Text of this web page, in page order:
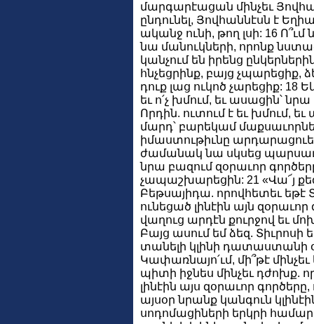
մարգարէացան մինչեւ
ընդունել, Յովհաննէսն է
ականջ ունի, թող լսի: 16
նա մանուկների, որոնք
կանչում են իրենց
հնչեցրինք, բայց չպարեցիք,
դուք լաց ուկոծ չարեցիք: 18
եւ ո՛չ խմում, եւ ասացին՝
Որդին. ուտում է եւ խմում,
մարդ՝ բարեկամ
իմաստութիւնը
ժամանակ նա սկսեց
նրա բազում զօրաւոր
չապաշխարեցին: 21 «Վա՜յ
Բեթսայիդա. որովհետեւ եթէ
ունեցած լինէին այն
վաղուց արդէն քուրջով եւ
Բայց ասում եմ ձեզ. Տիւրոսի
տանելի կլինի դատաստանի
Կափառնայո՛ւմ, մի՞թէ
պիտի իջնես մինչեւ դժոխք.
լինէին այս զօրաւոր
այսօր նրանք կանգուն
սոդոմացիների երկրի